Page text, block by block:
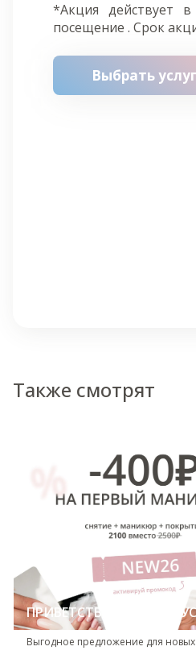
*Акция действует
посещение . Срок
Выбрать
Также смотрят
ПРИВЕТСТВЕННЫЙ БОНУС
Выгодное предложение для новых